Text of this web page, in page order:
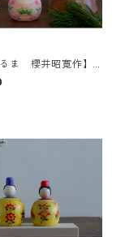
るま 櫻井昭寛作】
筆目 b-3